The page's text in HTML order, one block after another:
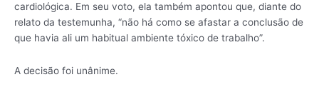
cardiológica. Em seu voto, ela também apontou que, diante do
relato da testemunha, “não há como se afastar a conclusão de
que havia ali um habitual ambiente tóxico de trabalho”.
A decisão foi unânime.